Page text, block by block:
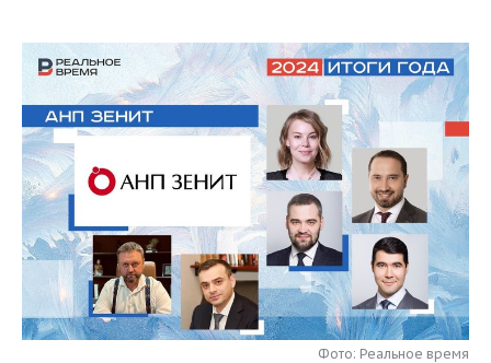
ВУЗЫ ТАТАРСТАНА
КОМУ ПРИНАДЛЕЖАТ
ТОРГОВЫЕ ЦЕНТРЫ
ТАТАРСТАНА
БАНКИ
БЮДЖЕТ
ИНВЕСТИЦИИ
АГРОПРОМ
МАШИНОСТРОЕНИЕ
НЕФТЕХИМИЯ
НЕФТЬ
ОПК
ЭНЕРГЕТИКА
НОВОСТИ НЕДВИЖИМОСТИ
АВТО
НОВОСТИ АВТО
БИЗНЕС
НОВОСТИ БИЗНЕСА
РОЗНИЧНАЯ ТОРГОВЛЯ
ТРАНСПОРТ
УСЛУГИ
ТЕХНОЛОГИИ
НОВОСТИ ТЕХНОЛОГИЙ
IT
МЕДИА
МЕРОПРИЯТИЯ
НОВОСТИ МЕРОПРИЯТИЙ
ВЫЕЗДНАЯ РЕДАКЦИЯ
СПОРТ
НОВОСТИ СПОРТА
ОБЩЕСТВО
Фото: Реальное время